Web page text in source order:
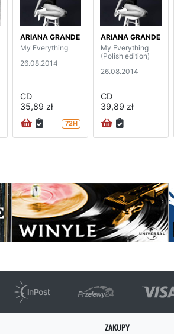
ARIANA GRANDE
My Everything
26.08.2014
CD
35,89 zł
72H
ARIANA GRANDE
My Everything
(Polish edition)
26.08.2014
CD
39,89 zł
ZAKUPY